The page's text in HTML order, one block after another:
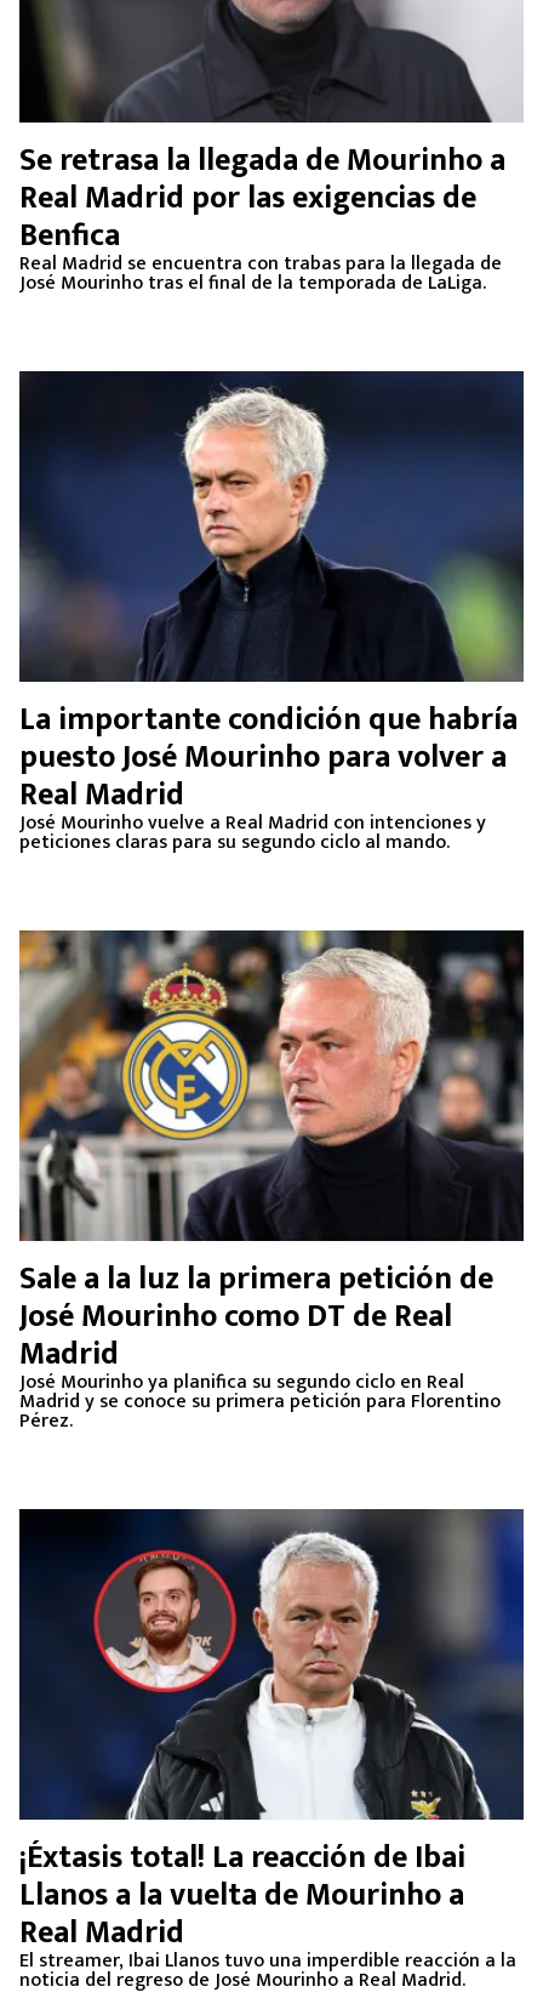
Se retrasa la llegada de Mourinho a
Real Madrid por las exigencias de
Benfica
Real Madrid se encuentra con trabas para la llegada de
José Mourinho tras el final de la temporada de LaLiga.
La importante condición que habría
puesto José Mourinho para volver a
Real Madrid
José Mourinho vuelve a Real Madrid con intenciones y
peticiones claras para su segundo ciclo al mando.
Sale a la luz la primera petición de
José Mourinho como DT de Real
Madrid
José Mourinho ya planifica su segundo ciclo en Real
Madrid y se conoce su primera petición para Florentino
Pérez.
¡Éxtasis total! La reacción de Ibai
Llanos a la vuelta de Mourinho a
Real Madrid
El streamer, Ibai Llanos tuvo una imperdible reacción a la
noticia del regreso de José Mourinho a Real Madrid.